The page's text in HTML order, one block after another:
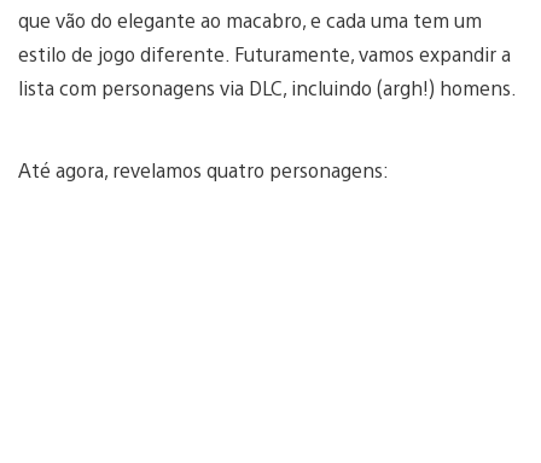
que vão do elegante ao macabro, e cada uma tem um
estilo de jogo diferente. Futuramente, vamos expandir a
lista com personagens via DLC, incluindo (argh!) homens.
Até agora, revelamos quatro personagens: